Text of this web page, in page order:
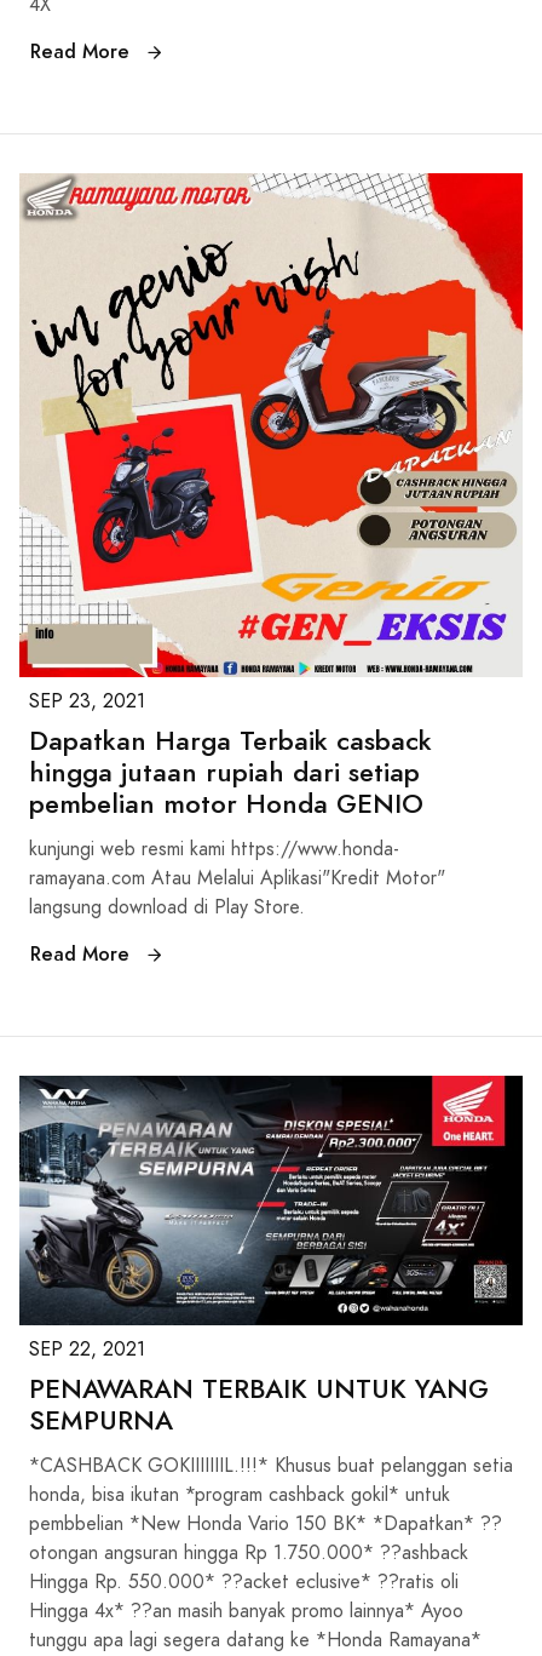
Read More
SEP 23, 2021
Dapatkan Harga Terbaik casback
hingga jutaan rupiah dari setiap
pembelian motor Honda GENIO
kunjungi web resmi kami https://www.honda-
ramayana.com Atau Melalui Aplikasi"Kredit Motor"
langsung download di Play Store.
Read More
SEP 22, 2021
PENAWARAN TERBAIK UNTUK YANG
SEMPURNA
*CASHBACK GOKIIIIIIIL.!!!* Khusus buat pelanggan setia
honda, bisa ikutan *program cashback gokil* untuk
pembbelian *New Honda Vario 150 BK* *Dapatkan* ??
otongan angsuran hingga Rp 1.750.000* ??ashback
Hingga Rp. 550.000* ??acket eclusive* ??ratis oli
Hingga 4x* ??an masih banyak promo lainnya* Ayoo
tunggu apa lagi segera datang ke *Honda Ramayana*